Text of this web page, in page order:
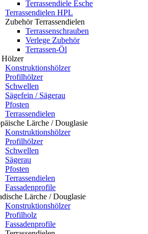
Terrassendiele Esche
Terrassendielen HPL
Zubehör Terrassendielen
Terrassenschrauben
Verlege Zubehör
Terrassen-Öl
Konstruktionshölzer
Profilhölzer
Schwellen
Sägefein / Sägerau
Pfosten
Terrassendielen
Lärche / Douglasie
Konstruktionshölzer
Profilhölzer
Schwellen
Sägerau
Pfosten
Terrassendielen
Fassadenprofile
Lärche / Douglasie
Konstruktionshölzer
Profilholz
Fassadenprofile